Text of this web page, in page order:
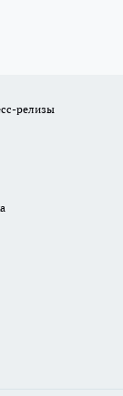
релизы